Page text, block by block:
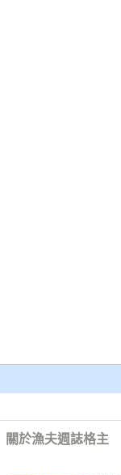
關於漁夫週誌格主